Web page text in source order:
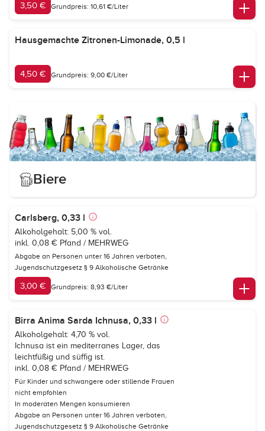
3,50 € Grundpreis: 10,61 €/Liter
Hausgemachte Zitronen-Limonade, 0,5 l
4,50 € Grundpreis: 9,00 €/Liter
Biere
Carlsberg, 0,33 l
Alkoholgehalt: 5,00 % vol.
inkl. 0,08 € Pfand / MEHRWEG
Abgabe an Personen unter 16 Jahren verboten,
Jugendschutzgesetz § 9 Alkoholische Getränke
3,00 € Grundpreis: 8,93 €/Liter
Birra Anima Sarda Ichnusa, 0,33 l
Alkoholgehalt: 4,70 % vol.
Ichnusa ist ein mediterranes Lager, das
leichtfüßig und süffig ist.
inkl. 0,08 € Pfand / MEHRWEG
Für Kinder und schwangere oder stillende Frauen
nicht empfohlen
In moderaten Mengen konsumieren
Abgabe an Personen unter 16 Jahren verboten,
Jugendschutzgesetz § 9 Alkoholische Getränke